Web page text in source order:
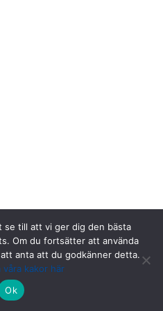
Norrlands universitetssjukhus,
se till att vi ger dig den bästa
Om du fortsätter att använda
anta att du godkänner detta.
våra kakor här
Ok